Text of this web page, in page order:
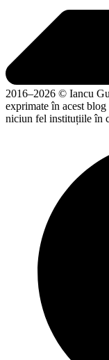
2016–2026 © Iancu
exprimate în acest
niciun fel instituțiile în